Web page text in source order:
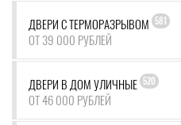
ДВЕРИ С ТЕРМОРАЗРЫВОМ 581
ОТ 39 000 РУБЛЕЙ
ДВЕРИ В ДОМ УЛИЧНЫЕ 520
ОТ 46 000 РУБЛЕЙ